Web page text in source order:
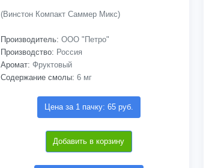
(Винстон Компакт Саммер Микс)
Производитель: ООО "Петро"
Производство: Россия
Аромат: Фруктовый
Содержание смолы: 6 мг
Цена за 1 пачку: 65 руб.
Добавить в корзину